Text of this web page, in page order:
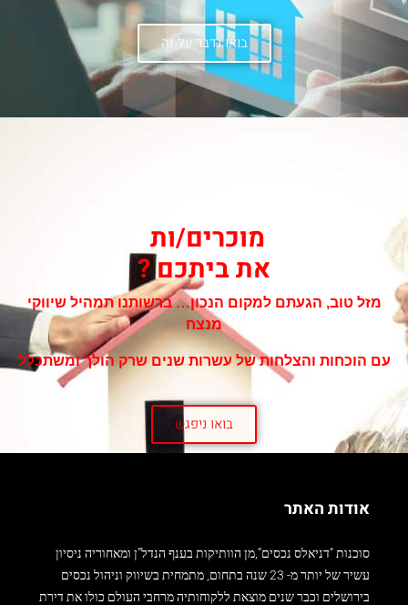
בואו נדבר על זה
מוכרים/ות
את ביתכם ?
מזל טוב, הגעתם למקום הנכון… ברשותנו תמהיל שיווקי
מנצח
עם הוכחות והצלחות של עשרות שנים שרק הולך ומשתכלל
בואו ניפגש
אודות האתר
סוכנות “דניאלס נכסים”,מן הוותיקות בענף הנדל”ן ומאחוריה ניסיון
עשיר של יותר מ- 23 שנה בתחום, מתמחית בשיווק וניהול נכסים
בירושלים וכבר שנים מוצאת ללקוחותיה מרחבי העולם כולו את דירת